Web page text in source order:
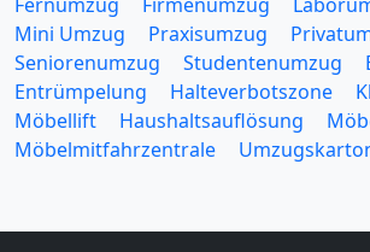
Mini Umzug
Praxisumzug
Seniorenumzug
Studentenumzug
Entrümpelung
Halteverbotszone
Möbellift
Haushaltsauflösung
Möbelmitfahrzentrale